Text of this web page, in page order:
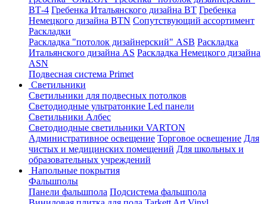
ВТ-4 Гребенка Итальянского дизайна BT Гребенка
Немецкого дизайна ВТN Сопутствующий ассортимент
Раскладки
Раскладка "потолок дизайнерский" ASB Раскладка
Итальянского дизайна AS Раскладка Немецкого дизайна
АSN
Подвесная система Primet
Светильники
Светильники для подвесных потолков
Светодиодные ультратонкие Led панели
Светильники Албес
Светодиодные светильники VARTON
Административное освещение Торговое освещение Для
чистых и медицинских помещений Для школьных и
образовательных учреждений
Напольные покрытия
Фальшполы
Панели фальшпола Подсистема фальшпола